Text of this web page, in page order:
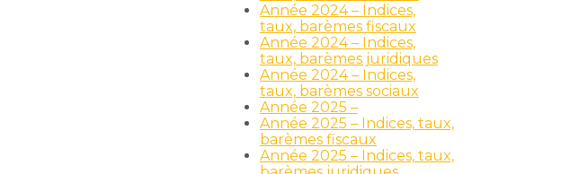
Année 2024 – Indices,
taux, barèmes fiscaux
Année 2024 – Indices,
taux, barèmes juridiques
Année 2024 – Indices,
taux, barèmes sociaux
Année 2025 –
Année 2025 – Indices, taux,
barèmes fiscaux
Année 2025 – Indices, taux,